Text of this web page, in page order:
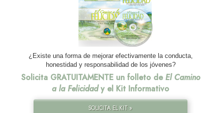
¿Existe una forma de mejorar efectivamente la conducta,
honestidad y responsabilidad de los jóvenes?
Solicita GRATUITAMENTE un folleto de El Camino
a la Felicidady el Kit Informativo
SOLICITA EL KIT »